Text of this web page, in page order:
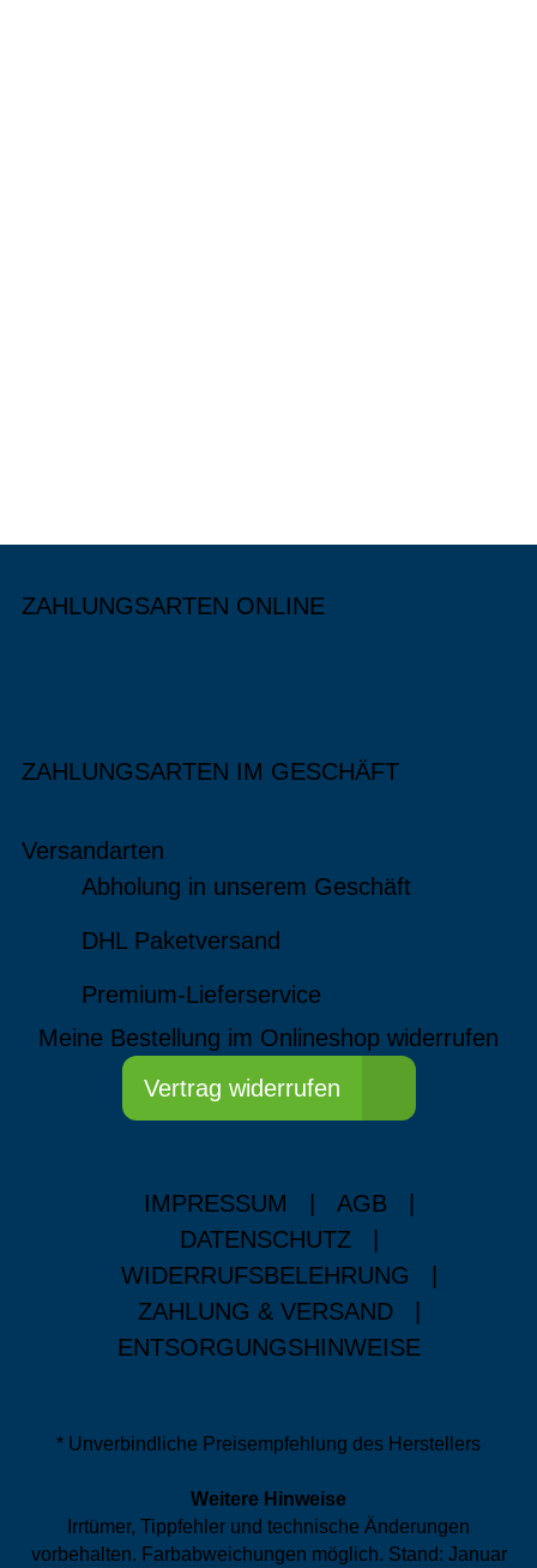
ZAHLUNGSARTEN ONLINE
ZAHLUNGSARTEN IM GESCHÄFT
Versandarten
Abholung in unserem Geschäft
DHL Paketversand
Premium-Lieferservice
Meine Bestellung im Onlineshop widerrufen
Vertrag widerrufen
IMPRESSUM AGB
DATENSCHUTZ
WIDERRUFSBELEHRUNG
ZAHLUNG & VERSAND
ENTSORGUNGSHINWEISE
* Unverbindliche Preisempfehlung des Herstellers
Weitere Hinweise
Irrtümer, Tippfehler und technische Änderungen
vorbehalten. Farbabweichungen möglich. Stand: Januar